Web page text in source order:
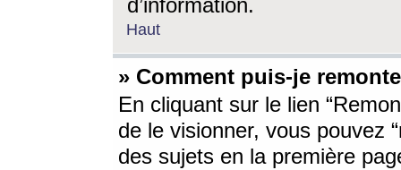
d’information.
Haut
» Comment puis-je
En cliquant sur le lien
de le visionner, vous pouvez
des sujets en la première